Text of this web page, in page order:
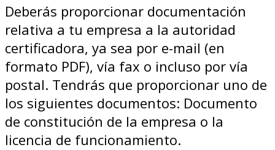
Deberás proporcionar documentación
relativa a tu empresa a la autoridad
certificadora, ya sea por e-mail (en
formato PDF), vía fax o incluso por vía
postal. Tendrás que proporcionar uno de
los siguientes documentos: Documento
de constitución de la empresa o la
licencia de funcionamiento.